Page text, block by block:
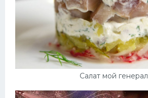
Салат мой генерал